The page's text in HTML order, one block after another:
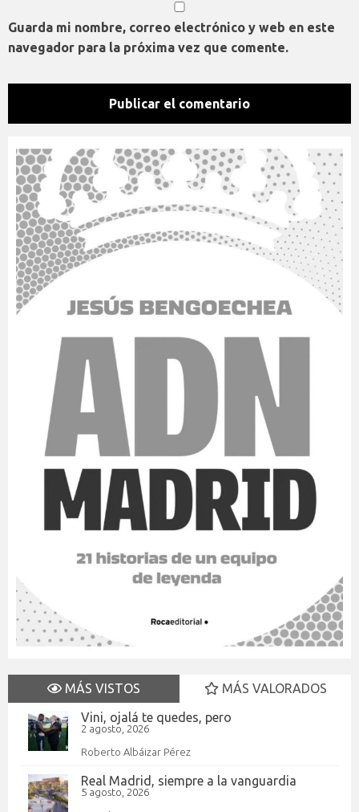
Guarda mi nombre, correo electrónico y web en este
navegador para la próxima vez que comente.
MÁS VISTOS
MÁS VALORADOS
Vini, ojalá te quedes, pero
2 agosto, 2026
Roberto Albáizar Pérez
Real Madrid, siempre a la vanguardia
5 agosto, 2026